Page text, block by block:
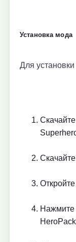
Установка мода
Для
Нажмите